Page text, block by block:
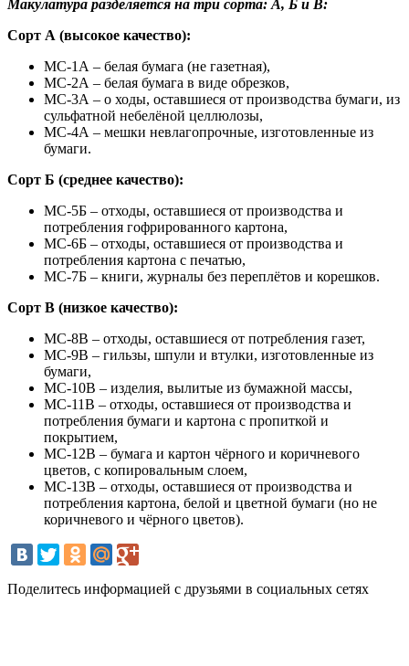
Макулатура разделяется на три сорта: А, Б и В:
Сорт А (высокое качество):
МС-1А – белая бумага (не газетная),
МС-2А – белая бумага в виде обрезков,
МС-3А – о ходы, оставшиеся от производства бумаги, из
сульфатной небелёной целлюлозы,
МС-4А – мешки невлагопрочные, изготовленные из
бумаги.
Сорт Б (среднее качество):
МС-5Б – отходы, оставшиеся от производства и
потребления гофрированного картона,
МС-6Б – отходы, оставшиеся от производства и
потребления картона с печатью,
МС-7Б – книги, журналы без переплётов и корешков.
Сорт В (низкое качество):
МС-8В – отходы, оставшиеся от потребления газет,
МС-9В – гильзы, шпули и втулки, изготовленные из
бумаги,
МС-10В – изделия, вылитые из бумажной массы,
МС-11В – отходы, оставшиеся от производства и
потребления бумаги и картона с пропиткой и
покрытием,
МС-12В – бумага и картон чёрного и коричневого
цветов, с копировальным слоем,
МС-13В – отходы, оставшиеся от производства и
потребления картона, белой и цветной бумаги (но не
коричневого и чёрного цветов).
Поделитесь информацией с друзьями в социальных сетях